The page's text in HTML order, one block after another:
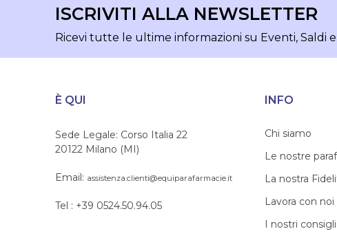
ISCRIVITI ALLA NEWSLETTER
Ricevi tutte le ultime informazioni su Eventi, Saldi
È QUI
Sede Legale: Corso Italia 22
20122 Milano (MI)
Email: assistenza.clienti@equiparafarmacie.it
Tel : +39 0524.50.94.05
INFO
Chi siamo
Le nostre
La nostra
Lavora con noi
I nostri consigli